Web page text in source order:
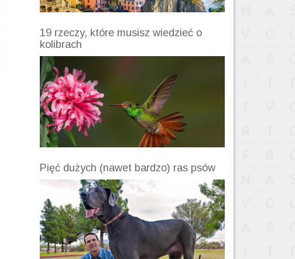
19 rzeczy, które musisz wiedzieć o
kolibrach
Pięć dużych (nawet bardzo) ras psów